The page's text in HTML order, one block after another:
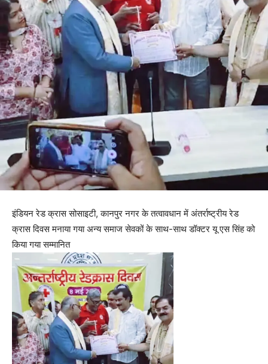
इंडियन रेड क्रास सोसाइटी, कानपुर नगर के तत्वावधान में अंतर्राष्ट्रीय रेड
क्रास दिवस मनाया गया अन्य समाज सेवकों के साथ-साथ डॉक्टर यू एस सिंह को
किया गया सम्मानित